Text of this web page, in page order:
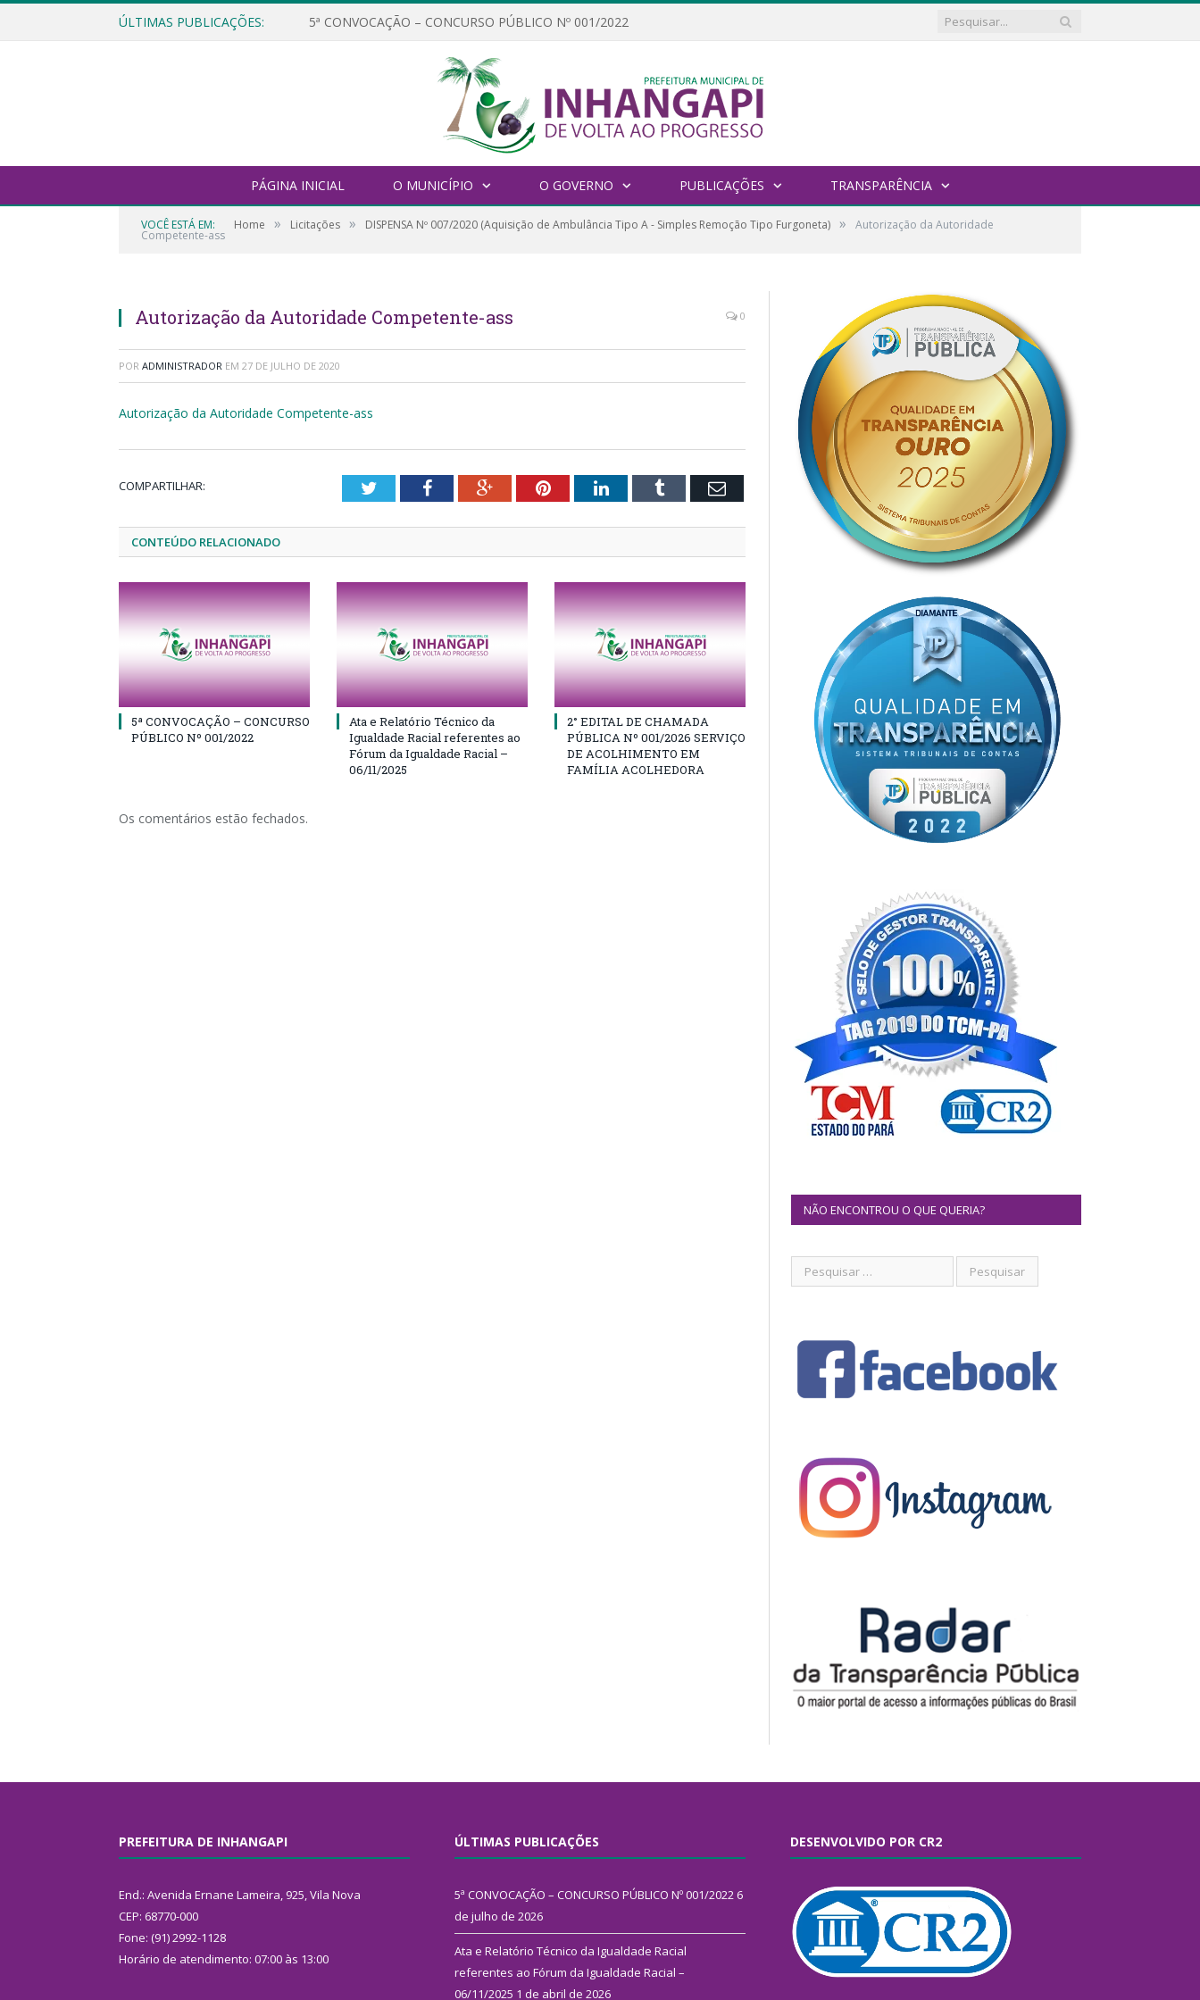
ÚLTIMAS PUBLICAÇÕES: 5ª CONVOCAÇÃO – CONCURSO PÚBLICO Nº 001/2022
PÁGINA INICIAL O MUNICÍPIO O GOVERNO PUBLICAÇÕES TRANSPARÊNCIA
VOCÊ ESTÁ EM: Home » Licitações » DISPENSA Nº 007/2020 (Aquisição de Ambulância Tipo A - Simples Remoção Tipo Furgoneta) » Autorização da Autoridade
Competente-ass
Autorização da Autoridade Competente-ass 0
POR ADMINISTRADOR EM 27 DE JULHO DE 2020
Autorização da Autoridade Competente-ass
COMPARTILHAR: TwitterFacebookGoogle+PinterestLinkedInTumblr Email
CONTEÚDO RELACIONADO
5ª CONVOCAÇÃO – CONCURSO
PÚBLICO Nº 001/2022
Ata e Relatório Técnico da
Igualdade Racial referentes ao
Fórum da Igualdade Racial –
06/11/2025
2° EDITAL DE CHAMADA
PÚBLICA Nº 001/2026 SERVIÇO
DE ACOLHIMENTO EM
FAMÍLIA ACOLHEDORA
Os comentários estão fechados.
NÃO ENCONTROU O QUE QUERIA?
PREFEITURA DE INHANGAPI
End.: Avenida Ernane Lameira, 925, Vila Nova
CEP: 68770-000
Fone: (91) 2992-1128
Horário de atendimento: 07:00 às 13:00
ÚLTIMAS PUBLICAÇÕES
5ª CONVOCAÇÃO – CONCURSO PÚBLICO Nº 001/2022 6
de julho de 2026
Ata e Relatório Técnico da Igualdade Racial
referentes ao Fórum da Igualdade Racial –
06/11/2025 1 de abril de 2026
DESENVOLVIDO POR CR2